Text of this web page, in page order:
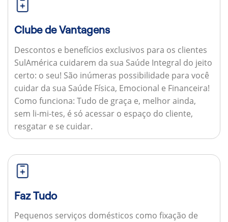
Clube de Vantagens
Descontos e benefícios exclusivos para os clientes
SulAmérica cuidarem da sua Saúde Integral do jeito
certo: o seu! São inúmeras possibilidade para você
cuidar da sua Saúde Física, Emocional e Financeira!
Como funciona: Tudo de graça e, melhor ainda,
sem li-mi-tes, é só acessar o espaço do cliente,
resgatar e se cuidar.
Faz Tudo
Pequenos serviços domésticos como fixação de